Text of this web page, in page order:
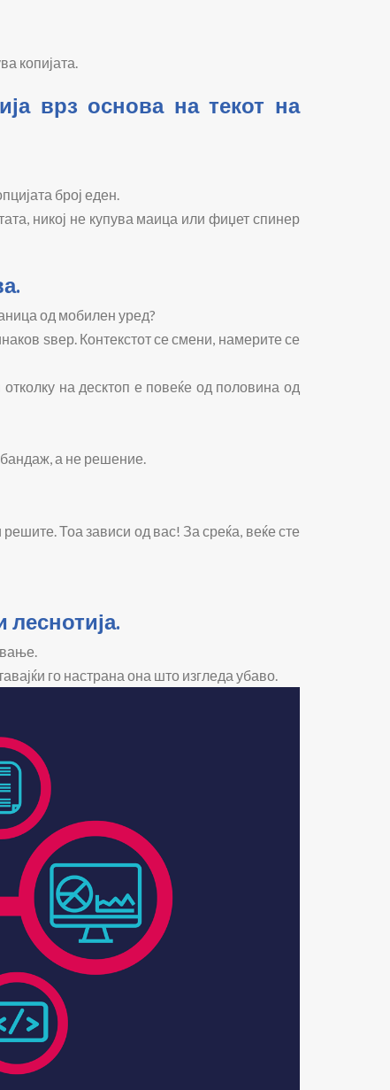
копијата.
врз основа на текот на
број еден.
никој не купува маица или фиџет спинер
од мобилен уред?
ѕвер. Контекстот се смени, намерите се
на десктоп е повеќе од половина од
а не решение.
Тоа зависи од вас! За среќа, веќе сте
го настрана она што изгледа убаво.